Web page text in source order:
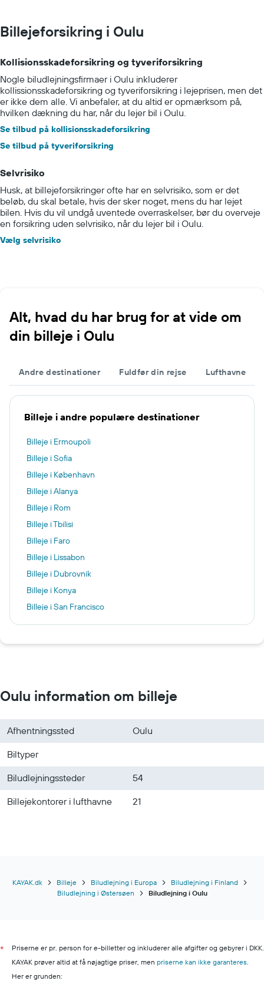
Billejeforsikring i Oulu
Kollisionsskadeforsikring og tyveriforsikring
Nogle biludlejningsfirmaer i Oulu inkluderer
kollissionsskadeforsikring og tyveriforsikring i lejeprisen, men det
er ikke dem alle. Vi anbefaler, at du altid er opmærksom på,
hvilken dækning du har, når du lejer bil i Oulu.
Se tilbud på kollisionsskadeforsikring
Se tilbud på tyveriforsikring
Selvrisiko
Husk, at billejeforsikringer ofte har en selvrisiko, som er det
beløb, du skal betale, hvis der sker noget, mens du har lejet
bilen. Hvis du vil undgå uventede overraskelser, bør du overveje
en forsikring uden selvrisiko, når du lejer bil i Oulu.
Vælg selvrisiko
Alt, hvad du har brug for at vide om
din billeje i Oulu
Andre destinationer Fuldfør din rejse Lufthavne
Billeje i andre populære destinationer
Billeje i Ermoupoli
Billeje i Sofia
Billeje i København
Billeje i Alanya
Billeje i Rom
Billeje i Tbilisi
Billeje i Faro
Billeje i Lissabon
Billeje i Dubrovnik
Billeje i Konya
Billeje i San Francisco
Billeje i Honolulu
Oulu information om billeje
Afhentningssted
Oulu
Biltyper
Biludlejningssteder
54
Billejekontorer i lufthavne
21
KAYAK.dk Billeje Biludlejning i Europa
Biludlejning i Finland
Biludlejning i Østersøen
Biludlejning i Oulu
*
Priserne er pr. person for e-billetter og inkluderer alle afgifter og gebyrer i DKK.
KAYAK prøver altid at få nøjagtige priser, men priserne kan ikke garanteres
Her er grunden: